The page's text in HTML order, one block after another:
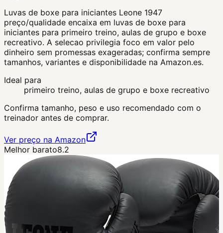
Luvas de boxe para iniciantes Leone 1947
preço/qualidade encaixa em luvas de boxe para
iniciantes para primeiro treino, aulas de grupo e boxe
recreativo. A selecao privilegia foco em valor pelo
dinheiro sem promessas exageradas; confirma sempre
tamanhos, variantes e disponibilidade na Amazon.es.
Ideal para
primeiro treino, aulas de grupo e boxe recreativo
Confirma tamanho, peso e uso recomendado com o
treinador antes de comprar.
Ver preço na Amazon
Melhor barato8.2